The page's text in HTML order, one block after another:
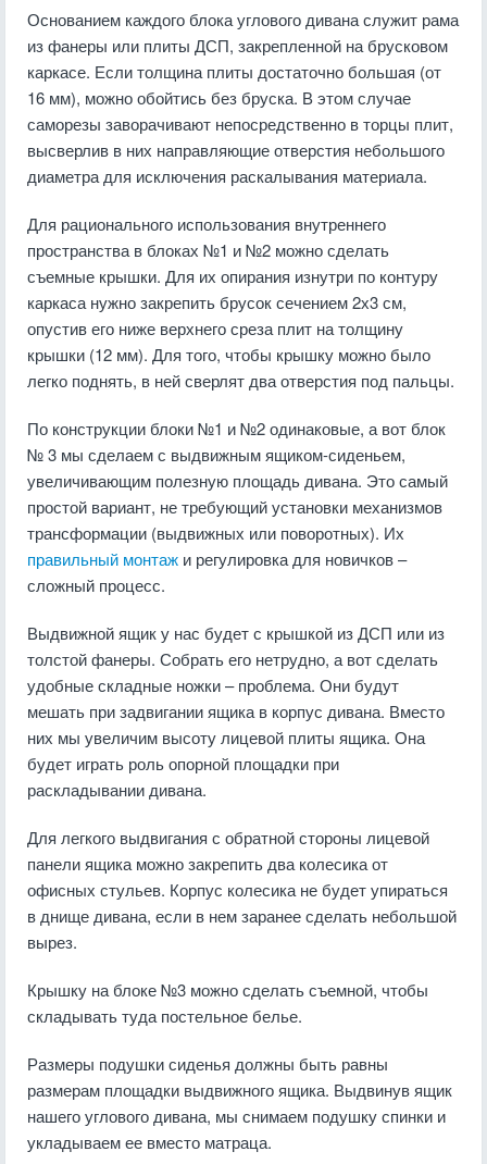
Основанием каждого блока углового дивана служит рама
из фанеры или плиты ДСП, закрепленной на брусковом
каркасе. Если толщина плиты достаточно большая (от
16 мм), можно обойтись без бруска. В этом случае
саморезы заворачивают непосредственно в торцы плит,
высверлив в них направляющие отверстия небольшого
диаметра для исключения раскалывания материала.
Для рационального использования внутреннего
пространства в блоках №1 и №2 можно сделать
съемные крышки. Для их опирания изнутри по контуру
каркаса нужно закрепить брусок сечением 2х3 см,
опустив его ниже верхнего среза плит на толщину
крышки (12 мм). Для того, чтобы крышку можно было
легко поднять, в ней сверлят два отверстия под пальцы.
По конструкции блоки №1 и №2 одинаковые, а вот блок
№ 3 мы сделаем с выдвижным ящиком-сиденьем,
увеличивающим полезную площадь дивана. Это самый
простой вариант, не требующий установки механизмов
трансформации (выдвижных или поворотных). Их
правильный монтаж и регулировка для новичков –
сложный процесс.
Выдвижной ящик у нас будет с крышкой из ДСП или из
толстой фанеры. Собрать его нетрудно, а вот сделать
удобные складные ножки – проблема. Они будут
мешать при задвигании ящика в корпус дивана. Вместо
них мы увеличим высоту лицевой плиты ящика. Она
будет играть роль опорной площадки при
раскладывании дивана.
Для легкого выдвигания с обратной стороны лицевой
панели ящика можно закрепить два колесика от
офисных стульев. Корпус колесика не будет упираться
в днище дивана, если в нем заранее сделать небольшой
вырез.
Крышку на блоке №3 можно сделать съемной, чтобы
складывать туда постельное белье.
Размеры подушки сиденья должны быть равны
размерам площадки выдвижного ящика. Выдвинув ящик
нашего углового дивана, мы снимаем подушку спинки и
укладываем ее вместо матраца.